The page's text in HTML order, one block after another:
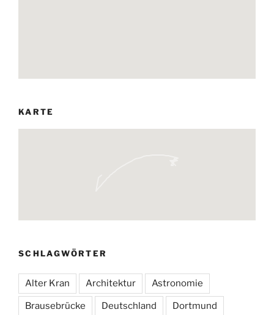
KARTE
SCHLAGWÖRTER
Alter Kran Architektur Astronomie
Brausebrücke Deutschland Dortmund